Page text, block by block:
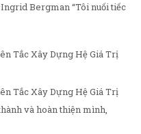
Bergman “Tôi nuối tiếc
Tắc Xây Dựng Hệ Giá Trị
Tắc Xây Dựng Hệ Giá Trị
và hoàn thiện mình,